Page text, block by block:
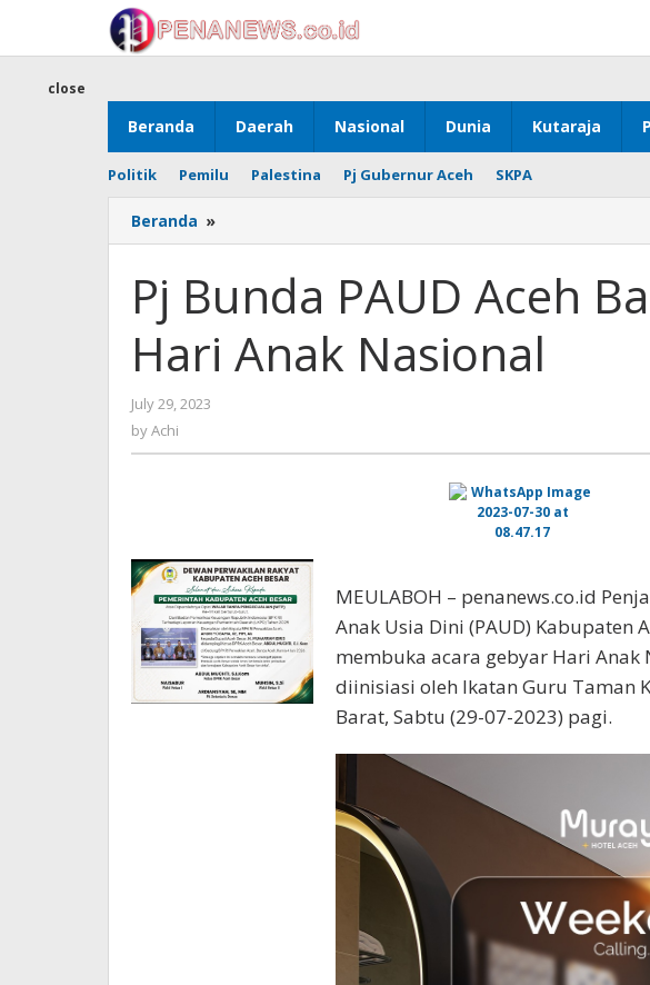
content
Beranda Daerah Nasional Dunia Kutaraja
Politik Pemilu Palestina Pj Gubernur Aceh SKPA
close
Beranda »
Bunda
Aceh
Barat
Buka
Gebyar
Pj Bunda PAUD Aceh
Hari Anak Nasional
July 29, 2023
byAchi
MEULABOH – penanews.co.id
Anak Usia Dini (PAUD) Kabupaten
membuka acara gebyar Hari Anak
diinisiasi oleh Ikatan Guru Taman
Barat, Sabtu (29-07-2023) pagi.